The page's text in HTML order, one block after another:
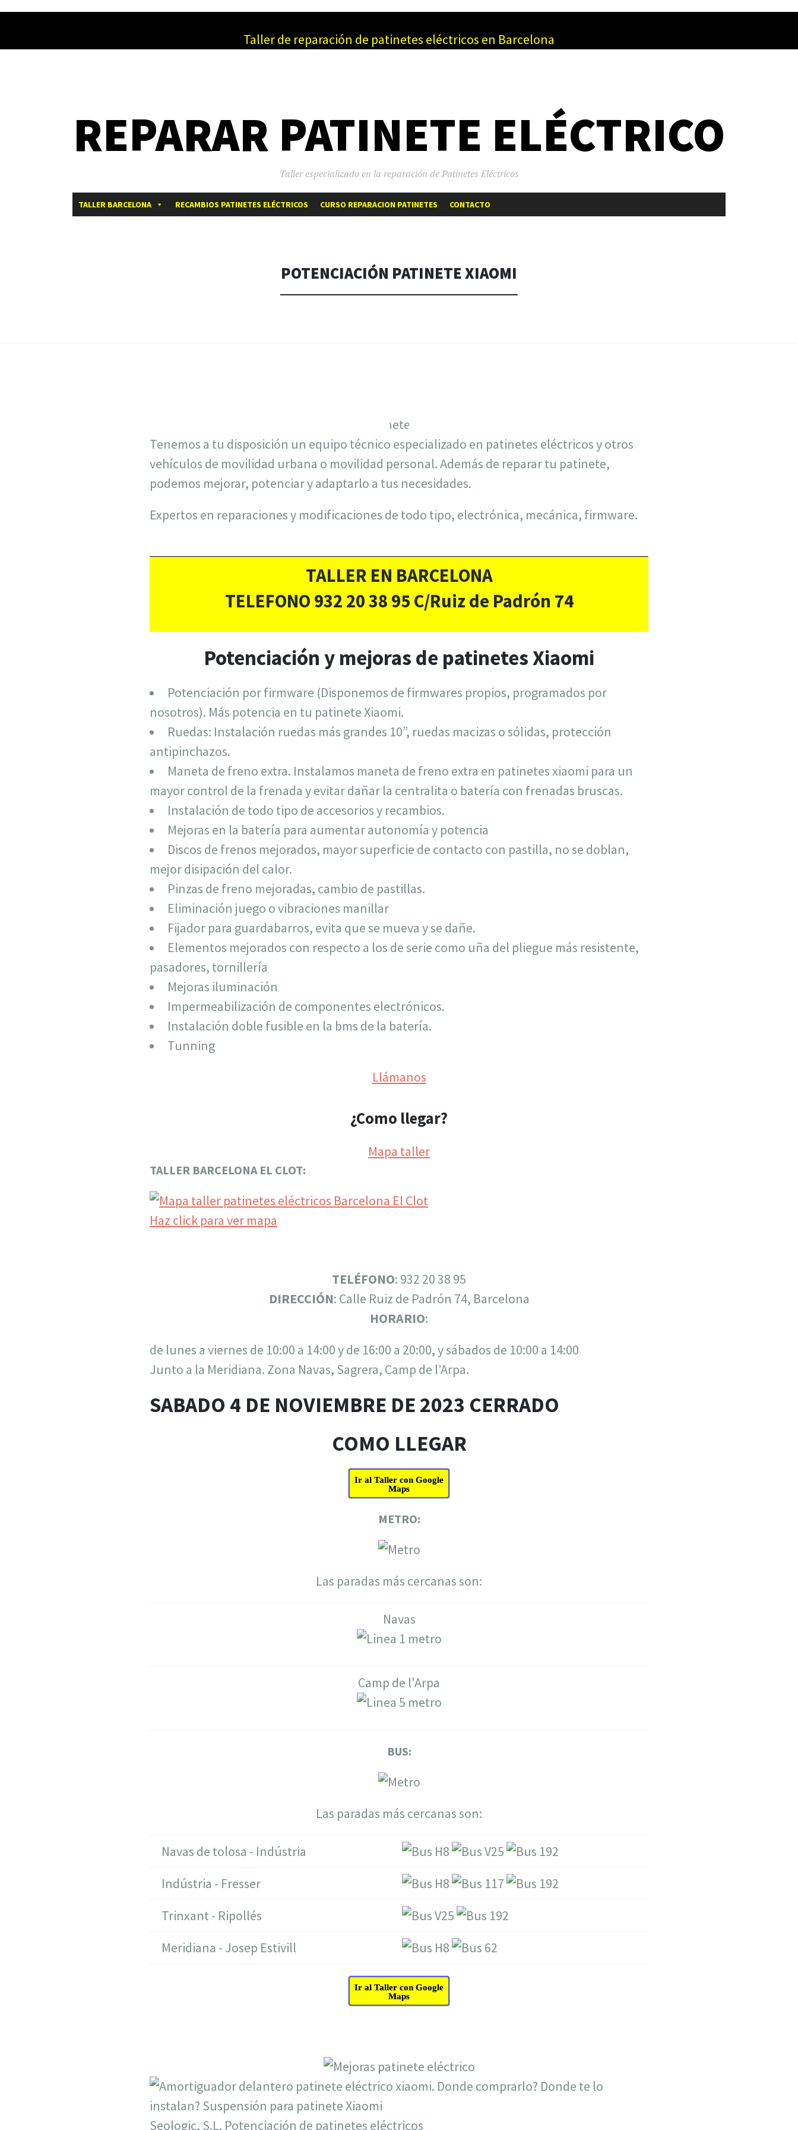
Taller de reparación de patinetes eléctricos en Barcelona
REPARAR PATINETE ELÉCTRICO
Taller especializado en la reparación de Patinetes Eléctricos
AL
TALLER BARCELONA RECAMBIOS PATINETES ELÉCTRICOS CURSO REPARACION PATINETES CONTACTO
POTENCIACIÓN PATINETE XIAOMI
Tenemos a tu disposición un equipo técnico especializado en patinetes eléctricos y otros
vehículos de movilidad urbana o movilidad personal. Además de reparar tu patinete,
podemos mejorar, potenciar y adaptarlo a tus necesidades.
Expertos en reparaciones y modificaciones de todo tipo, electrónica, mecánica, firmware.
TALLER EN BARCELONA
TELEFONO 932 20 38 95 C/Ruiz de Padrón 74
Potenciación y mejoras de patinetes Xiaomi
Potenciación por firmware (Disponemos de firmwares propios, programados por
nosotros). Más potencia en tu patinete Xiaomi.
Ruedas: Instalación ruedas más grandes 10”, ruedas macizas o sólidas, protección
antipinchazos.
Maneta de freno extra. Instalamos maneta de freno extra en patinetes xiaomi para un
mayor control de la frenada y evitar dañar la centralita o batería con frenadas bruscas.
Instalación de todo tipo de accesorios y recambios.
Mejoras en la batería para aumentar autonomía y potencia
Discos de frenos mejorados, mayor superficie de contacto con pastilla, no se doblan,
mejor disipación del calor.
Pinzas de freno mejoradas, cambio de pastillas.
Eliminación juego o vibraciones manillar
Fijador para guardabarros, evita que se mueva y se dañe.
Elementos mejorados con respecto a los de serie como uña del pliegue más resistente,
pasadores, tornillería
Mejoras iluminación
Impermeabilización de componentes electrónicos.
Instalación doble fusible en la bms de la batería.
Tunning
Llámanos
¿Como llegar?
Mapa taller
TALLER BARCELONA EL CLOT:
Haz click para ver mapa
TELÉFONO: 932 20 38 95
DIRECCIÓN: Calle Ruiz de Padrón 74, Barcelona
HORARIO:
de lunes a viernes de 10:00 a 14:00 y de 16:00 a 20:00, y sábados de 10:00 a 14:00
Junto a la Meridiana. Zona Navas, Sagrera, Camp de l’Arpa.
SABADO 4 DE NOVIEMBRE DE 2023 CERRADO
COMO LLEGAR
Ir al Taller con Google
Maps
METRO:
Las paradas más cercanas son:
Navas
Camp de l'Arpa
BUS:
Las paradas más cercanas son:
Navas de tolosa - Indústria
Indústria - Fresser
Trinxant - Ripollés
Meridiana - Josep Estivill
Ir al Taller con Google
Maps
Seologic, S.L. Potenciación de patinetes eléctricos